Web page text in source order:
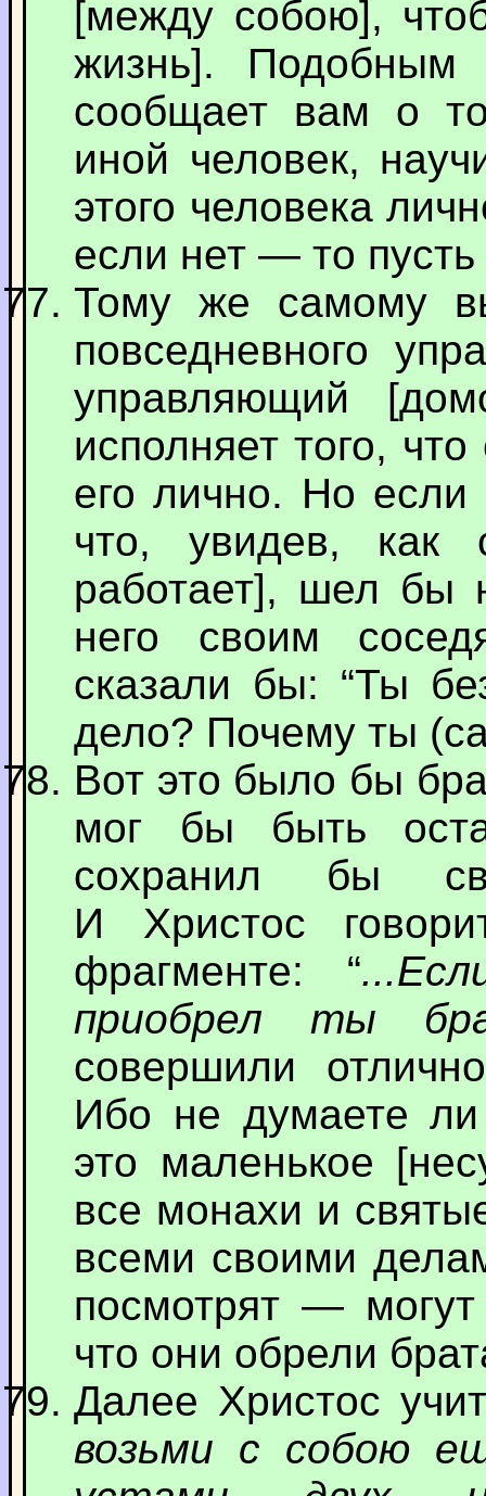
[между собою],
жизнь]. Подобным
сообщает вам о
иной человек,
этого человека
если нет — то
Тому же самому
повседневного
управляющий
исполняет того,
его лично. Но если
что, увидев,
работает], шел бы
него своим
сказали бы: “Ты
дело? Почему ты
Вот это было бы
мог бы быть
сохранил бы
И Христос
фрагменте: “
приобрел ты
совершили
Ибо не думаете
это маленькое
все монахи и
всеми своими
посмотрят —
что они обрели
Далее Христос
возьми с собою